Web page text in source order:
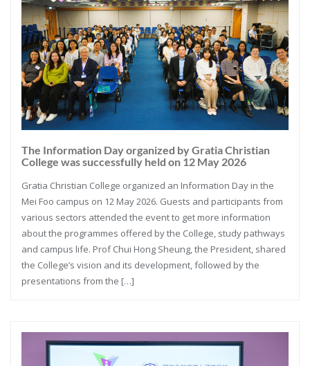
The Information Day organized by Gratia Christian
College was successfully held on 12 May 2026
Gratia Christian College organized an Information Day in the
Mei Foo campus on 12 May 2026. Guests and participants from
various sectors attended the event to get more information
about the programmes offered by the College, study pathways
and campus life. Prof Chui Hong Sheung, the President, shared
the College’s vision and its development, followed by the
presentations from the […]